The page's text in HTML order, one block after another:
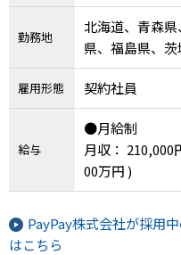
勤務地
北海道、青森
県、福島県、
千葉県、東京
川県、福井県、
県、愛知県、
兵庫県、奈良県
山県、広島県
県、高知県、福
大分県、宮崎
雇用形態 契約社員
給与
●月給制
月収： 210,000
00万円 )
PayPay株式会社が採用
はこちら